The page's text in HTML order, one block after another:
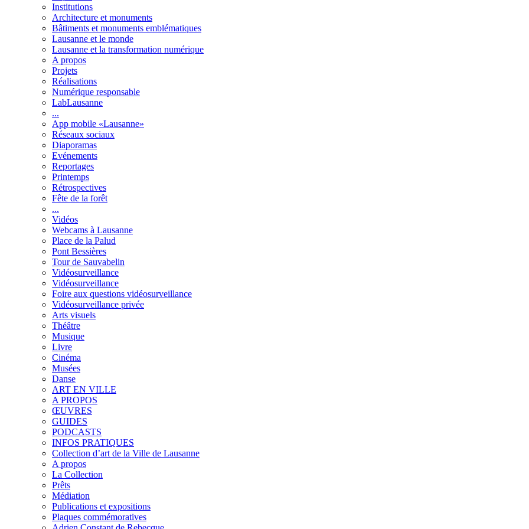
Institutions
Architecture et monuments
Bâtiments et monuments emblématiques
Lausanne et le monde
Lausanne et la transformation numérique
A propos
Projets
Réalisations
Numérique responsable
LabLausanne
...
App mobile «Lausanne»
Réseaux sociaux
Diaporamas
Evénements
Reportages
Printemps
Rétrospectives
Fête de la forêt
...
Vidéos
Webcams à Lausanne
Place de la Palud
Pont Bessières
Tour de Sauvabelin
Vidéosurveillance
Vidéosurveillance
Foire aux questions vidéosurveillance
Vidéosurveillance privée
Arts visuels
Théâtre
Musique
Livre
Cinéma
Musées
Danse
ART EN VILLE
A PROPOS
ŒUVRES
GUIDES
PODCASTS
INFOS PRATIQUES
Collection d’art de la Ville de Lausanne
A propos
La Collection
Prêts
Médiation
Publications et expositions
Plaques commémoratives